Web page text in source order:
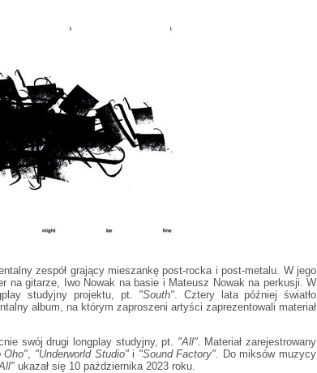
zespół grający mieszankę post-rocka i post-metalu. W jego
na gitarze, Iwo Nowak na basie i Mateusz Nowak na perkusji. W
studyjny projektu, pt. "South" . Cztery lata później światło
album, na którym zaproszeni artyści zaprezentowali materiał
swój drugi longplay studyjny, pt. "All". Materiał zarejestrowany
Oho" "Underworld Studio" i "Sound Factory" . Do miksów muzycy
ukazał się 10 października 2023 roku.